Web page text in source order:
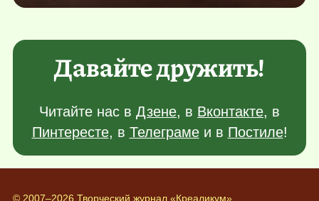
Давайте дружить!
Читайте нас в Дзене, в Вконтакте, в
Пинтересте, в Телеграмеи в Постиле!
© 2007–2026 Творческий журнал «Креаликум»